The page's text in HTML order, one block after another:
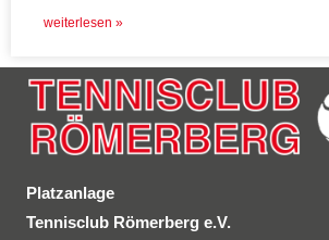
weiterlesen »
Platzanlage
Tennisclub Römerberg e.V.